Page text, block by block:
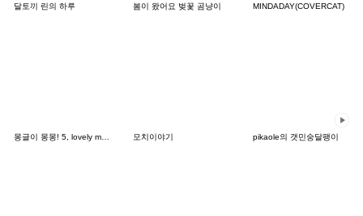
달토끼 린의 하루 봄이 왔어요 벚꽃 곰냥이 MINDADAY(COVERCAT)
몽글이 몽몽! 5, lovely mongmong 모치이야기 pikaole의 갯민숭달팽이